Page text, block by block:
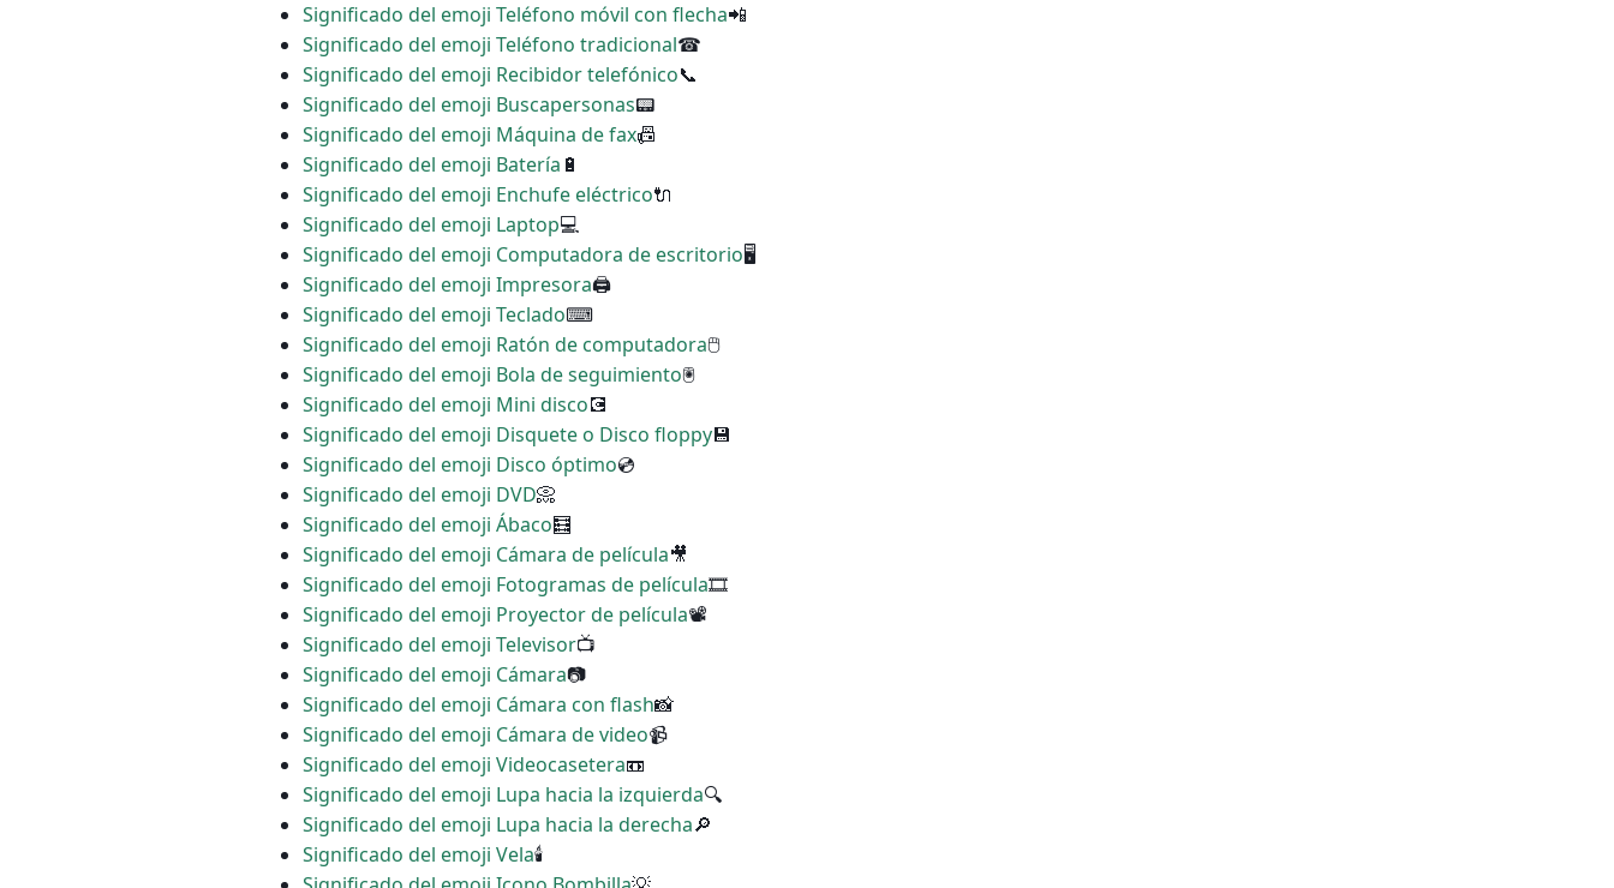
Significado del emoji Teléfono móvil con flecha📲
Significado del emoji Teléfono tradicional☎
Significado del emoji Recibidor telefónico📞
Significado del emoji Buscapersonas📟
Significado del emoji Máquina de fax📠
Significado del emoji Batería 🔋
Significado del emoji Enchufe eléctrico🔌
Significado del emoji Laptop💻
Significado del emoji Computadora de escritorio🖥
Significado del emoji Impresora🖨
Significado del emoji Teclado⌨
Significado del emoji Ratón de computadora🖱
Significado del emoji Bola de seguimiento🖲
Significado del emoji Mini disco💽
Significado del emoji Disquete o Disco floppy💾
Significado del emoji Disco óptimo💿
Significado del emoji DVD📀
Significado del emoji Ábaco🧮
Significado del emoji Cámara de película🎥
Significado del emoji Fotogramas de película🎞
Significado del emoji Proyector de película📽
Significado del emoji Televisor📺
Significado del emoji Cámara📷
Significado del emoji Cámara con flash📸
Significado del emoji Cámara de video📹
Significado del emoji Videocasetera📼
Significado del emoji Lupa hacia la izquierda🔍
Significado del emoji Lupa hacia la derecha🔎
Significado del emoji Vela🕯